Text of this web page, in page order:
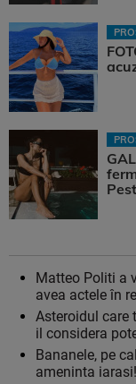
Matteo Politi a
avea actele în
Asteroidul care
il considera
Bananele, pe
ameninta